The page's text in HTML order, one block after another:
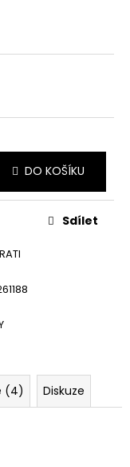
DO KOŠÍKU
Sdílet
(4) Diskuze